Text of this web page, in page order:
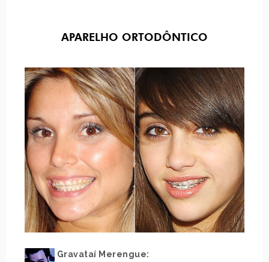
APARELHO ORTODÔNTICO
Gravataí Merengue: